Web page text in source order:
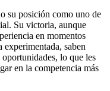
su posición como uno de
Su victoria, aunque
en momentos
saben
lo que les
en la competencia más